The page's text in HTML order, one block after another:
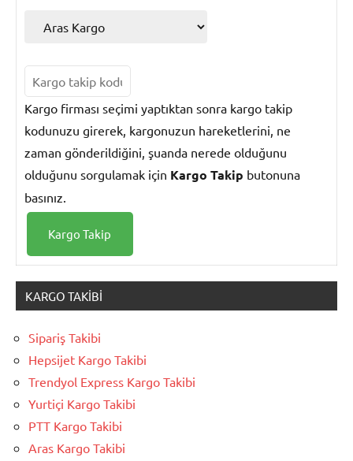
Kargo firması seçimi yaptıktan sonra kargo takip
kodunuzu girerek, kargonuzun hareketlerini, ne
zaman gönderildiğini, şuanda nerede olduğunu
olduğunu sorgulamak için Kargo Takip butonuna
basınız.
KARGO TAKIBI
Sipariş Takibi
Hepsijet Kargo Takibi
Trendyol Express Kargo Takibi
Yurtiçi Kargo Takibi
PTT Kargo Takibi
Aras Kargo Takibi